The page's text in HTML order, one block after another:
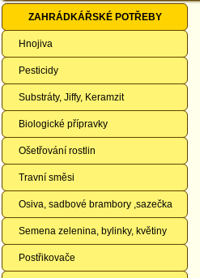
ZAHRÁDKÁŘSKÉ POTŘEBY
Hnojiva
Pesticidy
Substráty, Jiffy, Keramzit
Biologické přípravky
Ošetřování rostlin
Travní směsi
Osiva, sadbové brambory ,sazečka
Semena zelenina, bylinky, květiny
Postřikovače